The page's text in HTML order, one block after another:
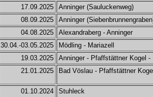
17.09.2025
Anninger (Sauluckenweg)
08.09.2025
Anninger
04.08.2025
Alexandraberg - Anninger
30.04.-03.05.2025
Mödling - Mariazell
19.03.2025
Anninger - Pfaffstättner Kogel -
21.01.2025
Bad Vöslau - Pfaffstättner
01.10.2024 Stuhleck